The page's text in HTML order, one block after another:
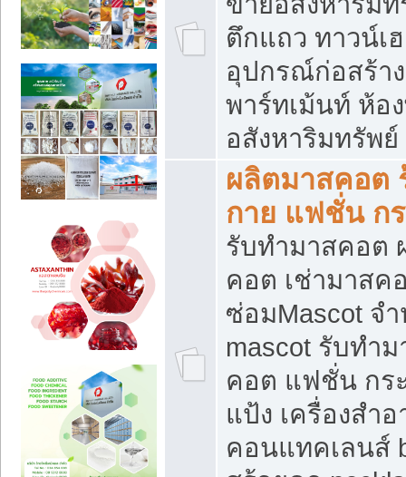
ตึกแถว ทาวน์เ
อุปกรณ์ก่อสร้า
พาร์ทเม้นท์ ห้อ
อสังหาริมทรัพ
ผลิตมาสคอต
กาย แฟชั่น กร
รับทำมาสคอต
คอต เช่ามาสค
ซ่อมMascot จ
mascot รับทำ
คอต แฟชั่น กระ
แป้ง เครื่องสำ
คอนแทคเลนส์